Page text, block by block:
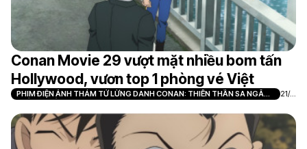
Conan Movie 29 vượt mặt nhiều bom tấn
Hollywood, vươn top 1 phòng vé Việt
PHIM ĐIỆN ẢNH THÁM TỬ LỪNG DANH CONAN: THIÊN THẦN SA NGÃ
TRÊN XA LỘ
21/0